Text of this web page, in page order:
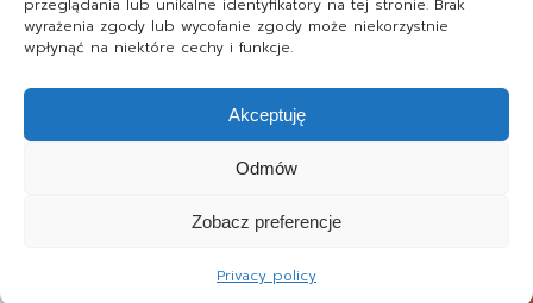
przeglądania lub unikalne identyfikatory na tej stronie. Brak
wyrażenia zgody lub wycofanie zgody może niekorzystnie
wpłynąć na niektóre cechy i funkcje.
Akceptuję
Odmów
Zobacz preferencje
Privacy policy